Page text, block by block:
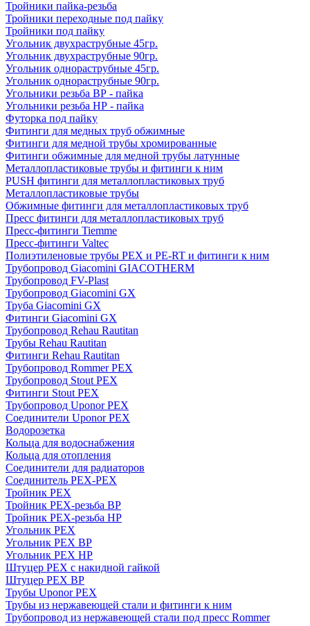
Тройники пайка-резьба
Тройники переходные под пайку
Тройники под пайку
Угольник двухраструбные 45гр.
Угольник двухраструбные 90гр.
Угольник однораструбные 45гр.
Угольник однораструбные 90гр.
Угольники резьба ВР - пайка
Угольники резьба НР - пайка
Футорка под пайку
Фитинги для медных труб обжимные
Фитинги для медной трубы хромированные
Фитинги обжимные для медной трубы латунные
Металлопластиковые трубы и фитинги к ним
PUSH фитинги для металлопластиковых труб
Металлопластиковые трубы
Обжимные фитинги для металлопластиковых труб
Пресс фитинги для металлопластиковых труб
Пресс-фитинги Tiemme
Пресс-фитинги Valtec
Полиэтиленовые трубы PEX и PE-RT и фитинги к ним
Трубопровод Giacomini GIACOTHERM
Трубопровод FV-Plast
Трубопровод Giacomini GX
Труба Giacomini GX
Фитинги Giacomini GX
Трубопровод Rehau Rautitan
Трубы Rehau Rautitan
Фитинги Rehau Rautitan
Трубопровод Rommer PEX
Трубопровод Stout PEX
Фитинги Stout PEX
Трубопровод Uponor PEX
Соединители Uponor PEX
Водорозетка
Кольца для водоснабжения
Кольца для отопления
Соединители для радиаторов
Соединитель PEX-PEX
Тройник PEX
Тройник PEX-резьба ВР
Тройник PEX-резьба НР
Угольник PEX
Угольник PEX ВР
Угольник PEX НР
Штуцер PEX c накидной гайкой
Штуцер PEX ВР
Трубы Uponor PEX
Трубы из нержавеющей стали и фитинги к ним
Трубопровод из нержавеющей стали под пресс Rommer